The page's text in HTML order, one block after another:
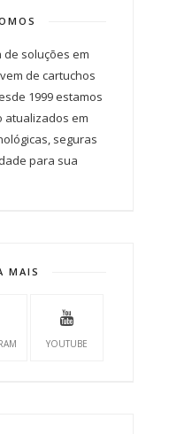
de soluções em
de cartuchos
1999 estamos
atualizados em
seguras
para sua
MAIS
YOUTUBE